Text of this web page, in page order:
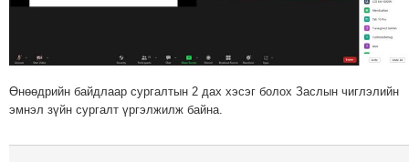
ЭРГЭН
ТОЙРОНД
ЕРӨНХИЙЛӨГЧИЙН
Өнөөдрийн байдлаар сургалтын 2 дах хэсэг болох Заслын чиглэлийн
эмнэл зүйн сургалт үргэлжилж байна.